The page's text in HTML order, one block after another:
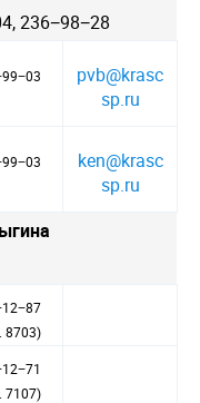
236−98−28
pvb@krasc
sp.ru
ken@krasc
sp.ru
8703)
7107)